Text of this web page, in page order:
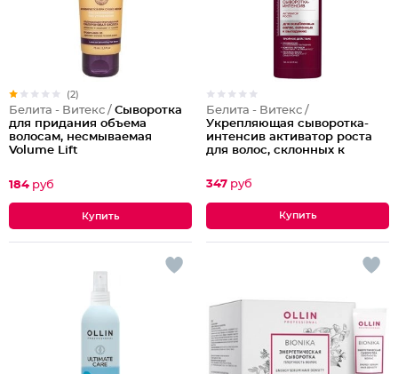
(2)
Белита - Витекс / Сыворотка
для придания объема
волосам, несмываемая
Volume Lift
184 руб
Белита - Витекс /
Укрепляющая сыворотка-
интенсив активатор роста
для волос, склонных к
347 руб